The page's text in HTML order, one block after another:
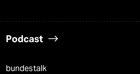
Podcast
bundestalk